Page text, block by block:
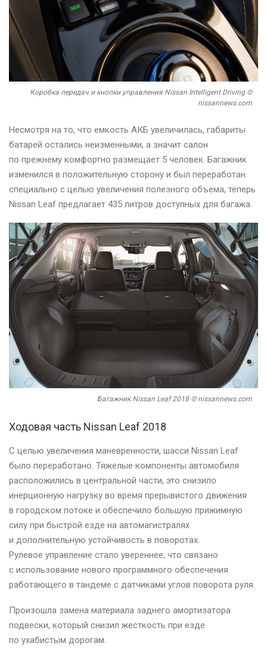
Коробка передач и кнопки управления Nissan Intelligent Driving ©
nissannews.com
Несмотря на то, что емкость АКБ увеличилась, габариты
батарей остались неизменными, а значит салон
по прежнему комфортно размещает 5 человек. Багажник
изменился в положительную сторону и был переработан
специально с целью увеличения полезного объема, теперь
Nissan Leaf предлагает 435 литров доступных для багажа.
Багажник Nissan Leaf 2018 © nissannews.com
Ходовая часть Nissan Leaf 2018
С целью увеличения маневренности, шасси Nissan Leaf
было переработано. Тяжелые компоненты автомобиля
расположились в центральной части, это снизило
инерционную нагрузку во время прерывистого движения
в городском потоке и обеспечило большую прижимную
силу при быстрой езде на автомагистралях
и дополнительную устойчивость в поворотах.
Рулевое управление стало увереннее, что связано
с использование нового программного обеспечения
работающего в тандеме с датчиками углов поворота руля.
Произошла замена материала заднего амортизатора
подвески, который снизил жесткость при езде
по ухабистым дорогам.